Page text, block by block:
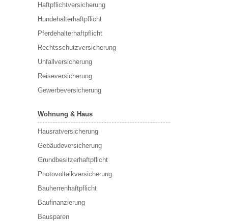
Haftpflichtversicherung
Hundehalterhaftpflicht
Pferdehalterhaftpflicht
Rechtsschutzversicherung
Unfallversicherung
Reiseversicherung
Gewerbeversicherung
Wohnung & Haus
Hausratversicherung
Gebäudeversicherung
Grundbesitzerhaftpflicht
Photovoltaikversicherung
Bauherrenhaftpflicht
Baufinanzierung
Bausparen